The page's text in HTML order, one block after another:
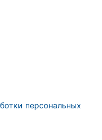
персональных